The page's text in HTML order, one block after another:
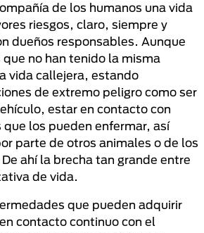
de los humanos una vida
riesgos, claro, siempre y
dueños responsables. Aunque
no han tenido la misma
vida callejera, estando
de extremo peligro como ser
estar en contacto con
los pueden enfermar, así
parte de otros animales o de los
ahí la brecha tan grande entre
de vida.
que pueden adquirir
contacto continuo con el